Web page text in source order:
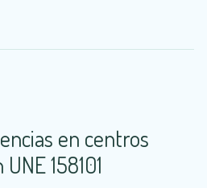
en centros
158101